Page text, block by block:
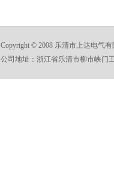
Copyright © 2008 乐清市上达电气有
公司地址：浙江省乐清市柳市峡门